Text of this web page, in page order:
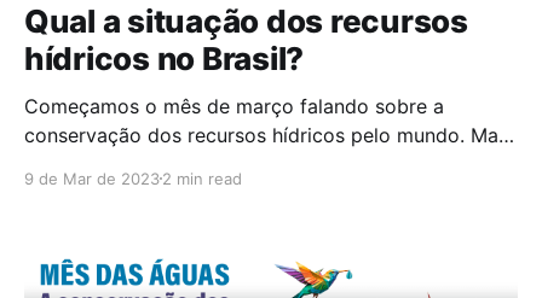
Qual a situação dos recursos
hídricos no Brasil?
Começamos o mês de março falando sobre a
conservação dos recursos hídricos pelo mundo. Mas
país? Como a falta de saneamento básico pode
rede de esgoto?
9 de Mar de 20232 min read